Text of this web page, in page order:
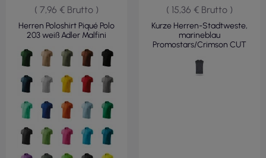
( 7,96 € Brutto )
Herren Poloshirt Piqué Polo
203 weiß Adler Malfini
( 15,36 € Brutto )
Kurze Herren-Stadtweste,
marineblau
Promostars/Crimson CUT